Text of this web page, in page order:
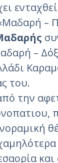
–
–
του.
την
και